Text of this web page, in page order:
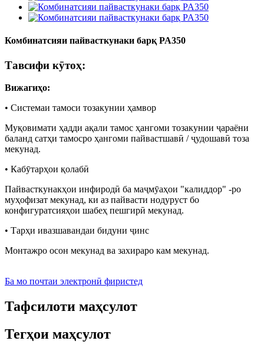
Комбинатсияи пайвасткунаки барқ ​​PA350
Тавсифи кӯтоҳ:
Вижагиҳо:
• Системаи тамоси тозакунии ҳамвор
Муқовимати ҳадди ақали тамос ҳангоми тозакунии ҷараёни
баланд сатҳи тамосро ҳангоми пайвастшавӣ / ҷудошавӣ тоза
мекунад.
• Кабӯтарҳои қолабӣ
Пайвасткунакҳои инфиродӣ ба маҷмӯаҳои "калиддор" -ро
муҳофизат мекунад, ки аз пайвасти нодуруст бо
конфигуратсияҳои шабеҳ пешгирӣ мекунад.
• Тарҳи ивазшавандаи бидуни ҷинс
Монтажро осон мекунад ва захираро кам мекунад.
Ба мо почтаи электронӣ фиристед
Тафсилоти маҳсулот
Тегҳои маҳсулот